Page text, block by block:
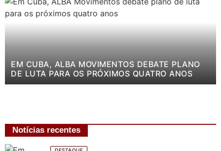
EM CUBA, ALBA MOVIMENTOS DEBATE PLANO
DE LUTA PARA OS PRÓXIMOS QUATRO ANOS
Notícias recentes
DESTAQUE